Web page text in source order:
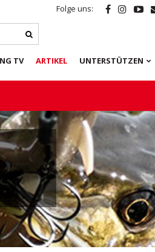
Folge uns:
TV ARTIKEL UNTERSTÜTZEN